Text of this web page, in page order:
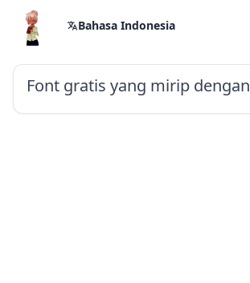
Bahasa Indonesia
Font gratis yang mirip dengan